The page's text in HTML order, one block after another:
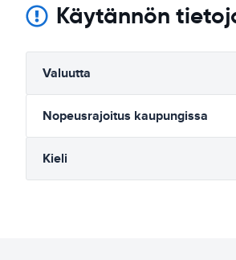
Käytännön
Valuutta
Nopeusrajoitus kaupungissa
Kieli